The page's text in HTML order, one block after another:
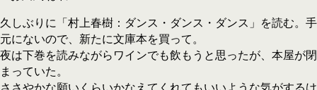
久しぶりに「村上春樹：ダンス・ダンス・ダンス」を読む。手
元にないので、新たに文庫本を買って。
夜は下巻を読みながらワインでも飲もうと思ったが、本屋が閉
まっていた。